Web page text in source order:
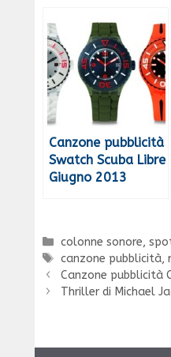
Canzone pubblicità
Swatch Scuba Libre
Giugno 2013
Categorie
colonne sonore,
Tag
canzone pubblicità,
Canzone pubblicità
Thriller di Michael